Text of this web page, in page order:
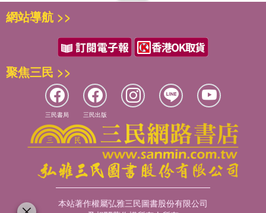
網站導航 >>
聚焦三民 >>
三民書局 三民出版
本站著作權屬弘雅三民圖書股份有限公司